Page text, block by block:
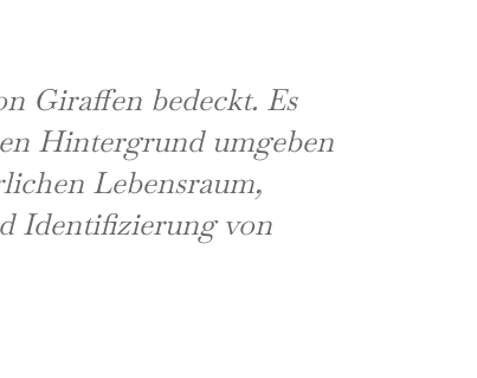
Giraffen bedeckt. Es
Hintergrund umgeben
Lebensraum,
Identifizierung von